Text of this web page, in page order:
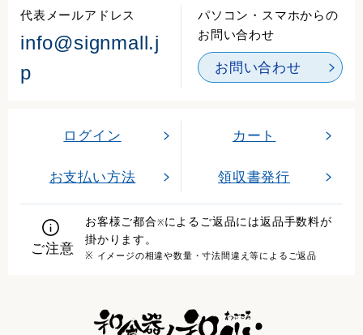
代表メールアドレス
info@signmall.j
p
パソコン・スマホからの
お問い合わせ
お問い合わせ
ログイン カート
お支払い方法 領収書発行
ご注意
お客様ご都合※によるご返品には返品手数料が
掛かります。
※ イメージの相違や数量・寸法間違え等によるご返品